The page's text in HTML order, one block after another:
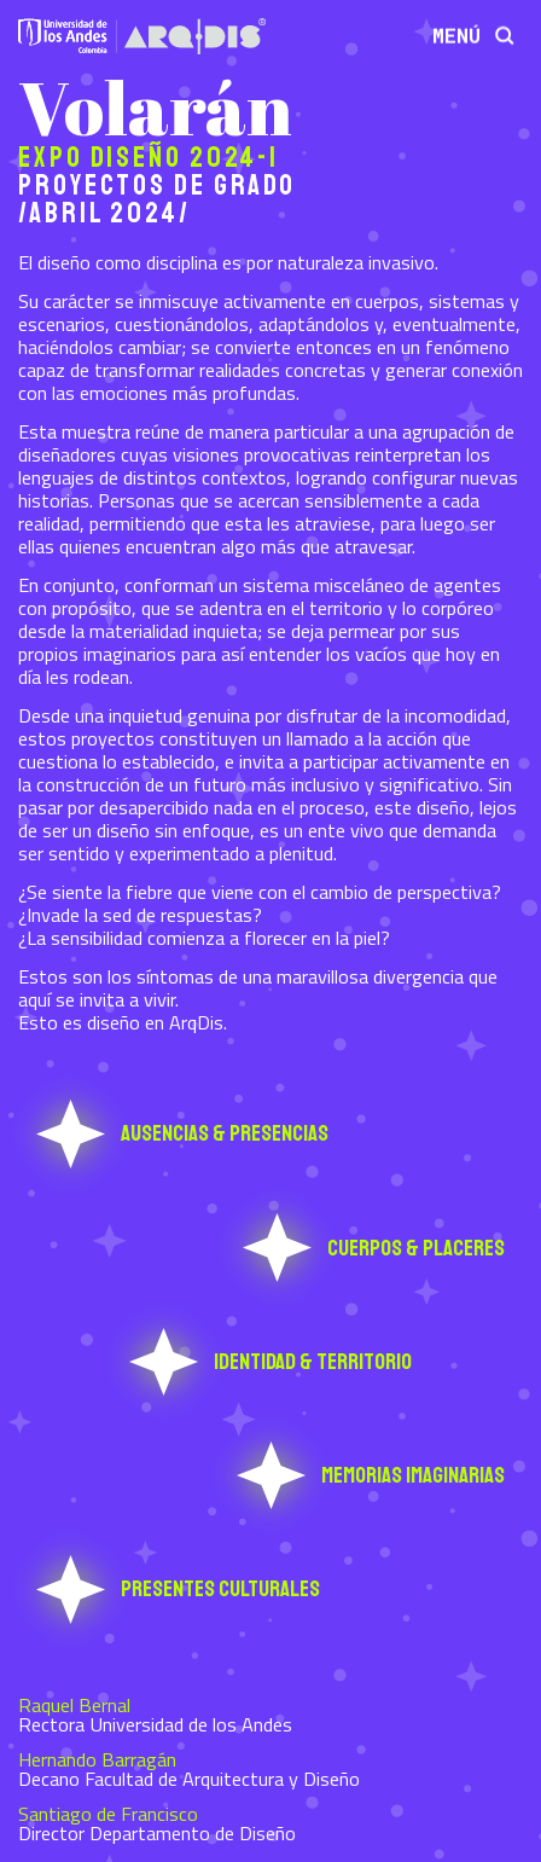
MENÚ
Volarán
Expo Diseño 2024-1
Proyectos de grado
/Abril 2024/
Ausencias & presencias
Cuerpos & placeres
Identidad & Territorio
Memorias imaginarias
Presentes culturales
El diseño como disciplina es por naturaleza invasivo.
Su carácter se inmiscuye activamente en cuerpos, sistemas y
escenarios, cuestionándolos, adaptándolos y, eventualmente,
haciéndolos cambiar; se convierte entonces en un fenómeno
capaz de transformar realidades concretas y generar conexión
con las emociones más profundas.
Esta muestra reúne de manera particular a una agrupación de
diseñadores cuyas visiones provocativas reinterpretan los
lenguajes de distintos contextos, logrando configurar nuevas
historias. Personas que se acercan sensiblemente a cada
realidad, permitiendo que esta les atraviese, para luego ser
ellas quienes encuentran algo más que atravesar.
En conjunto, conforman un sistema misceláneo de agentes
con propósito, que se adentra en el territorio y lo corpóreo
desde la materialidad inquieta; se deja permear por sus
propios imaginarios para así entender los vacíos que hoy en
día les rodean.
Desde una inquietud genuina por disfrutar de la incomodidad,
estos proyectos constituyen un llamado a la acción que
cuestiona lo establecido, e invita a participar activamente en
la construcción de un futuro más inclusivo y significativo. Sin
pasar por desapercibido nada en el proceso, este diseño, lejos
de ser un diseño sin enfoque, es un ente vivo que demanda
ser sentido y experimentado a plenitud.
¿Se siente la fiebre que viene con el cambio de perspectiva?
¿Invade la sed de respuestas?
¿La sensibilidad comienza a florecer en la piel?
Estos son los síntomas de una maravillosa divergencia que
aquí se invita a vivir.
Esto es diseño en ArqDis.
Raquel Bernal
Rectora Universidad de los Andes
Hernando Barragán
Decano Facultad de Arquitectura y Diseño
Santiago de Francisco
Director Departamento de Diseño